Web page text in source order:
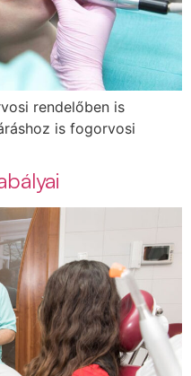
rendelőben is
is fogorvosi